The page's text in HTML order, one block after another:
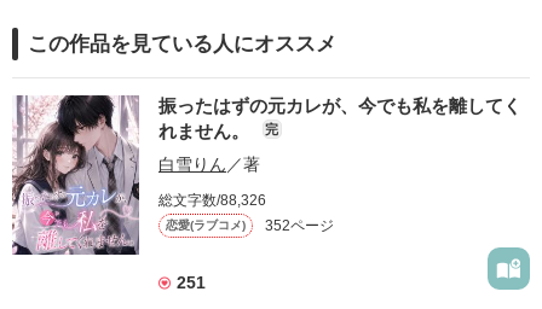
この作品を見ている人にオススメ
振ったはずの元カレが、今でも私を離してく
れません。
完
白雪りん ／著
総文字数/88,326
恋愛(ラブコメ) 352ページ
251